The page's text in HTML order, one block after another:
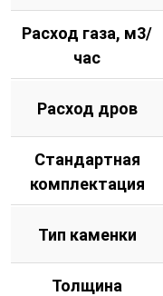
Расход газа, м3/
час
Расход дров
Стандартная
комплектация
Тип каменки
Толщина